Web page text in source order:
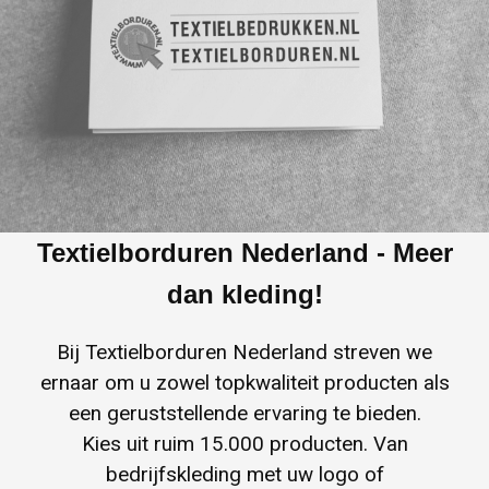
Jassen
Bodywarmers
Blazers & Colberts
Gilets & Hesjes
Horeca Keuken kleding
Broeken & Shorts
Rokken & Jurken
Leggings
Badjassen
Surfponcho's
Custom Made Handdoek
Tafelkleden en servetten
Omslagdoeken
Baby- & Kinder badstof
Badmatten
Jute tassen
Katoenen Draagtassen & Totebags
Kledingtassen
Koeltassen en Koelboxen
Koffers en Trolleys
Laptoptassen & Laptophoezen
Non Woven tassen
Opbergtassen
Sport Caps
Kindercaps en kindermutsen
Winter caps
Werk Caps
Custom Made Pet
Hoeden en hats
Bucket Hats
Custom Made Hat
Textielborduren Nederland - Meer
dan kleding!
Bij Textielborduren Nederland streven we
ernaar om u zowel topkwaliteit producten als
een geruststellende ervaring te bieden.
Kies uit ruim 15.000 producten. Van
bedrijfskleding met uw logo of